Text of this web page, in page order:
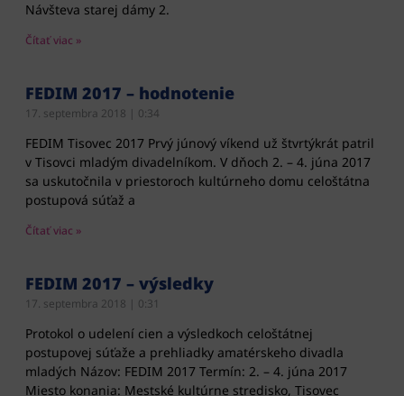
Návšteva starej dámy 2.
Čítať viac »
FEDIM 2017 – hodnotenie
17. septembra 2018 0:34
FEDIM Tisovec 2017 Prvý júnový víkend už štvrtýkrát patril
v Tisovci mladým divadelníkom. V dňoch 2. – 4. júna 2017
sa uskutočnila v priestoroch kultúrneho domu celoštátna
postupová súťaž a
Čítať viac »
FEDIM 2017 – výsledky
17. septembra 2018 0:31
Protokol o udelení cien a výsledkoch celoštátnej
postupovej súťaže a prehliadky amatérskeho divadla
mladých Názov: FEDIM 2017 Termín: 2. – 4. júna 2017
Miesto konania: Mestské kultúrne stredisko, Tisovec